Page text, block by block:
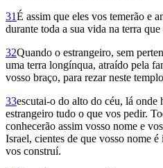
31É assim que eles vos temerão e
durante toda a sua vida na terra que
32Quando o estrangeiro, sem
uma terra longínqua, atraído pela
vosso braço, para rezar neste
33escutai-o do alto do céu, lá onde
estrangeiro tudo o que vos pedir.
conhecerão assim vosso nome e
Israel, cientes de que vosso nome
vos construí.